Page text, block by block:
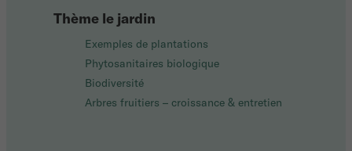
Thème le jardin
Exemples de plantations
Phytosanitaires biologique
Biodiversité
Arbres fruitiers – croissance & entretien